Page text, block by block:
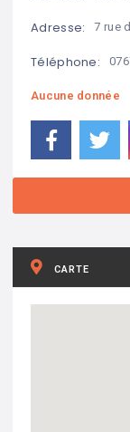
Adresse: 7 rue
Téléphone:
Aucune donnée
CARTE